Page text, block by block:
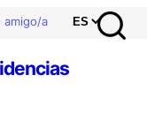
amigo/a